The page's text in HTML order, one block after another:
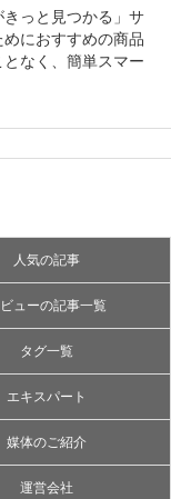
っと見つかる」サ
におすすめの商品
なく、簡単スマー
人気の記事
ューの記事一覧
タグ一覧
エキスパート
媒体のご紹介
運営会社